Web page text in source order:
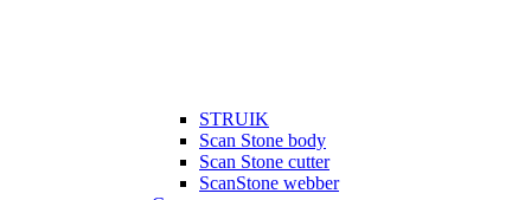
STRUIK
Scan Stone body
Scan Stone cutter
ScanStone webber